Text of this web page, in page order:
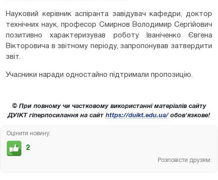
Науковий керівник аспіранта завідувач кафедри, доктор
технічних наук, професор Смирнов Володимир Сергійович
позитивно характеризував роботу Іваніченко Євгена
Вікторовича в звітному періоду, запропонував затвердити
звіт.
Учасники наради одностайно підтримали пропозицію.
© При повному чи частковому використанні матеріалів сайту
ДУІКТ гіперпосилання на сайт https://duikt.edu.ua/обов'язкове!
Оцінити новину:
2
Розповісти друзям: